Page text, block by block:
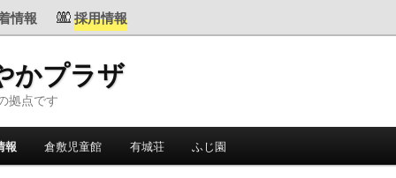
情報 採用情報
かプラザ
拠点です
報 倉敷児童館 有城荘 ふじ園